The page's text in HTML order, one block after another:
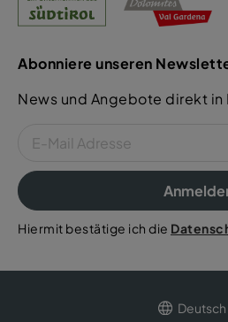
Abonniere unseren
News und Angebote direkt in
Hiermit bestätige ich die
Deutsch